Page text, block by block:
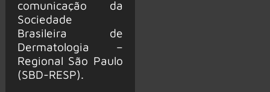
comunicação da
Sociedade
Brasileira de
Dermatologia –
Regional São Paulo
(SBD-RESP).